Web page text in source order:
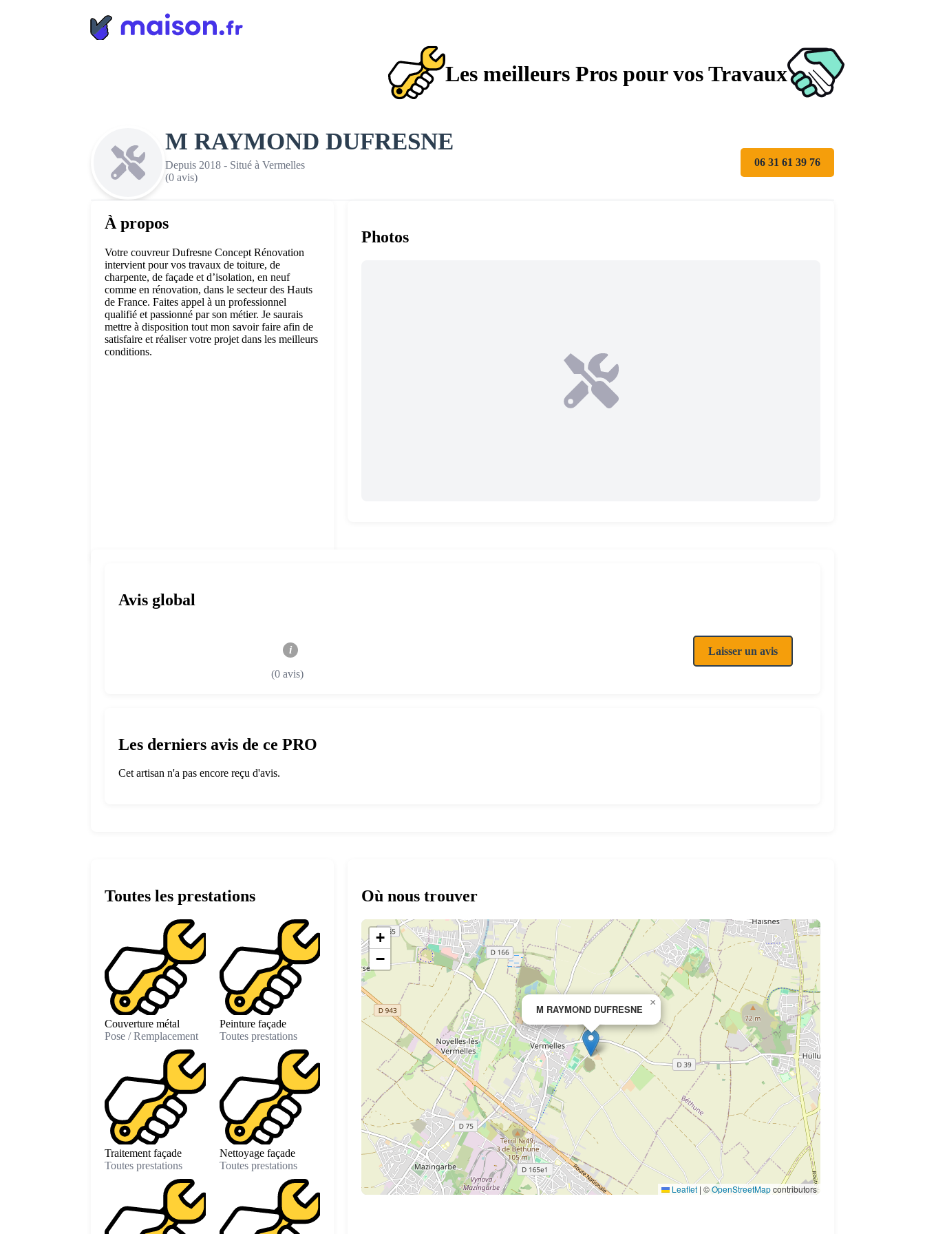
Les meilleurs Pros pour vos Travaux
M RAYMOND DUFRESNE
Depuis 2018 - Situé à Vermelles
(0 avis)
06 31 61 39 76
À propos
Votre couvreur Dufresne Concept Rénovation
intervient pour vos travaux de toiture, de
charpente, de façade et d’isolation, en neuf
comme en rénovation, dans le secteur des Hauts
de France. Faites appel à un professionnel
qualifié et passionné par son métier. Je saurais
mettre à disposition tout mon savoir faire afin de
satisfaire et réaliser votre projet dans les meilleurs
conditions.
Toutes les prestations
Couverture métal
Pose / Remplacement
Traitement façade
Toutes prestations
Peinture façade
Toutes prestations
Nettoyage façade
Toutes prestations
Avis global
i
(0 avis)
Laisser un avis
Les derniers avis de ce PRO
Cet artisan n'a pas encore reçu d'avis.
Photos
Où nous trouver
M RAYMOND DUFRESNE
×
+
−
Leaflet | ©OpenStreetMapcontributors